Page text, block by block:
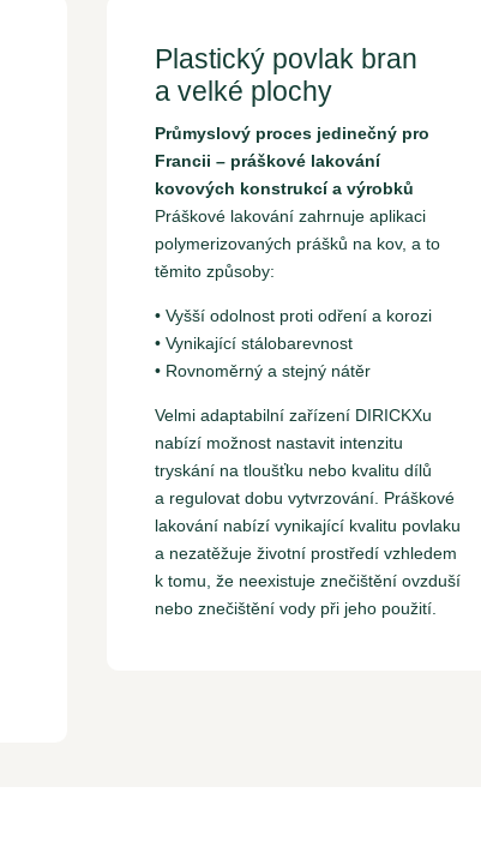
Plastický povlak bran
a velké plochy
Průmyslový proces jedinečný pro
Francii – práškové lakování
kovových konstrukcí a výrobků
Práškové lakování zahrnuje aplikaci
polymerizovaných prášků na kov, a to
těmito způsoby:
• Vyšší odolnost proti odření a korozi
• Vynikající stálobarevnost
• Rovnoměrný a stejný nátěr
Velmi adaptabilní zařízení DIRICKXu
nabízí možnost nastavit intenzitu
tryskání na tloušťku nebo kvalitu dílů
a regulovat dobu vytvrzování. Práškové
lakování nabízí vynikající kvalitu povlaku
a nezatěžuje životní prostředí vzhledem
k tomu, že neexistuje znečištění ovzduší
nebo znečištění vody při jeho použití.